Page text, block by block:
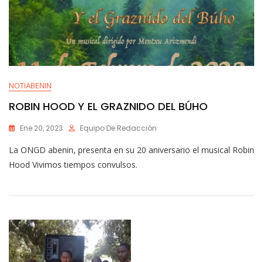
NOTIABENIN
ROBIN HOOD Y EL GRAZNIDO DEL BÚHO
Ene 20, 2023 Equipo De Redacción
La ONGD abenin, presenta en su 20 aniversario el musical Robin
Hood Vivimos tiempos convulsos.